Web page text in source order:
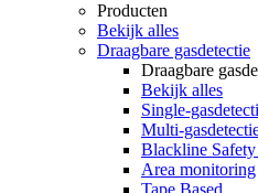
Producten
Bekijk alles
Draagbare gasdetectie
Draagbare
Bekijk alles
Single-
Multi-
Blackline Safety
Area monitoring
Tape Based